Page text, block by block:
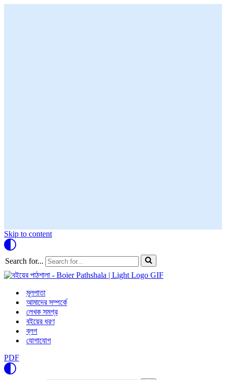
Skip to content
Search for...
মূলপাতা
আমাদের সম্পর্কে
লেখক সমগ্র
বইয়ের ধরণ
ব্লগ
যোগাযোগ
PDF